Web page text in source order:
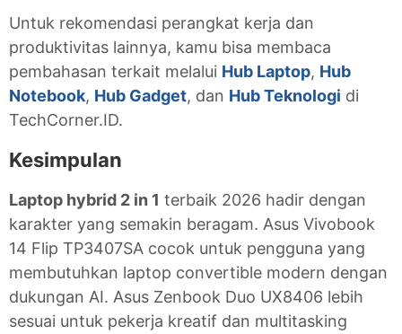
Untuk rekomendasi perangkat kerja dan
produktivitas lainnya, kamu bisa membaca
pembahasan terkait melalui Hub Laptop, Hub
Notebook, Hub Gadget, dan Hub Teknologi di
TechCorner.ID.
Kesimpulan
Laptop hybrid 2 in 1 terbaik 2026 hadir dengan
karakter yang semakin beragam. Asus Vivobook
14 Flip TP3407SA cocok untuk pengguna yang
membutuhkan laptop convertible modern dengan
dukungan AI. Asus Zenbook Duo UX8406 lebih
sesuai untuk pekerja kreatif dan multitasking